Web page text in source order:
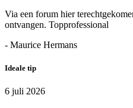
Via een forum hier
ontvangen. Topprofessional
- Maurice Hermans
Ideale tip
6 juli 2026